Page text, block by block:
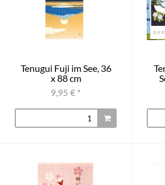
Tenugui Fuji im See, 36
x 88 cm
9,95 € *